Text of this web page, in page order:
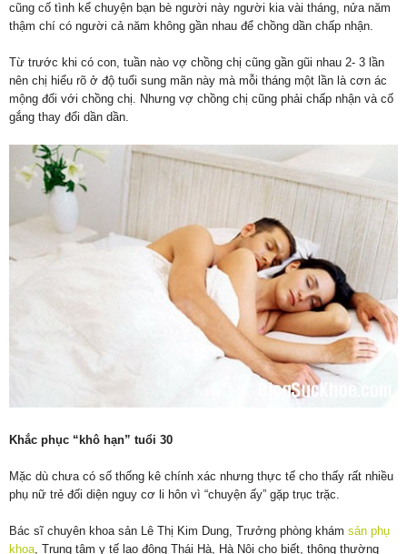
cũng cố tình kể chuyện bạn bè người này người kia vài tháng, nửa năm
thậm chí có người cả năm không gần nhau để chồng dần chấp nhận.
Từ trước khi có con, tuần nào vợ chồng chị cũng gần gũi nhau 2- 3 lần
nên chị hiểu rõ ở độ tuổi sung mãn này mà mỗi tháng một lần là cơn ác
mộng đối với chồng chị. Nhưng vợ chồng chị cũng phải chấp nhận và cố
gắng thay đổi dần dần.
Khắc phục “khô hạn” tuổi 30
Mặc dù chưa có số thống kê chính xác nhưng thực tế cho thấy rất nhiều
phụ nữ trẻ đối diện nguy cơ li hôn vì “chuyện ấy” gặp trục trặc.
Bác sĩ chuyên khoa sản Lê Thị Kim Dung, Trưởng phòng khám sản phụ
khoa , Trung tâm y tế lao động Thái Hà, Hà Nội cho biết, thông thường